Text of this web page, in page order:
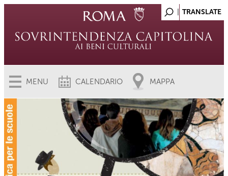
MENU CALENDARIO MAPPA